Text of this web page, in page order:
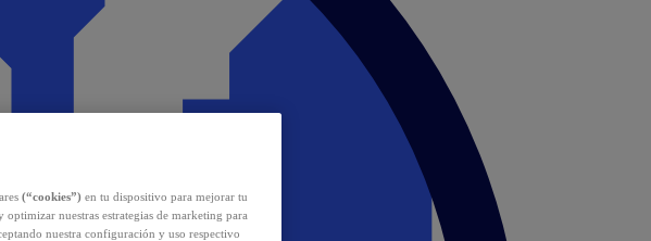
(“cookies”) en tu dispositivo para mejorar tu
nuestras estrategias de marketing para
nuestra configuración y uso respectivo